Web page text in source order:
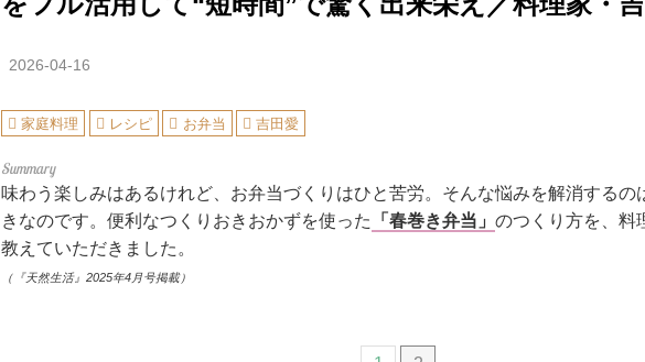
2026-04-16
家庭料理 レシピ お弁当 吉田愛
味わう楽しみはあるけれど、お弁当づくりはひと苦労。そんな悩みを解消するの
きなのです。便利なつくりおきおかずを使った
「春巻き弁当」 のつくり方を、料
教えていただきました。
（『天然生活』2025年4月号掲載）